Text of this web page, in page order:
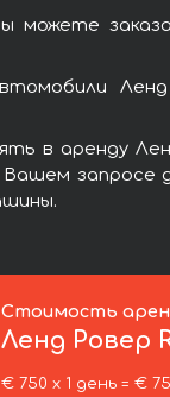
можете
в аренду
Стоимость
Ленд Ровер
€ 750 х 1 день = €